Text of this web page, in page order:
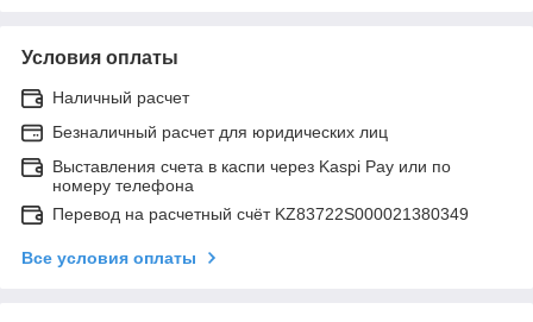
Условия оплаты
Наличный расчет
Безналичный расчет для юридических лиц
Выставления счета в каспи через Kaspi Pay или по
номеру телефона
Перевод на расчетный счёт KZ83722S000021380349
Все условия оплаты